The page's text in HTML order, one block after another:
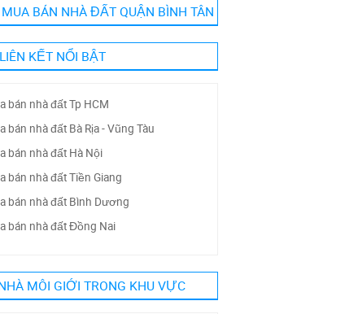
MUA BÁN NHÀ ĐẤT QUẬN BÌNH TÂN
LIÊN KẾT NỔI BẬT
bán nhà đất Tp HCM
bán nhà đất Bà Rịa - Vũng Tàu
bán nhà đất Hà Nội
bán nhà đất Tiền Giang
bán nhà đất Bình Dương
bán nhà đất Đồng Nai
MÔI GIỚI TRONG KHU VỰC